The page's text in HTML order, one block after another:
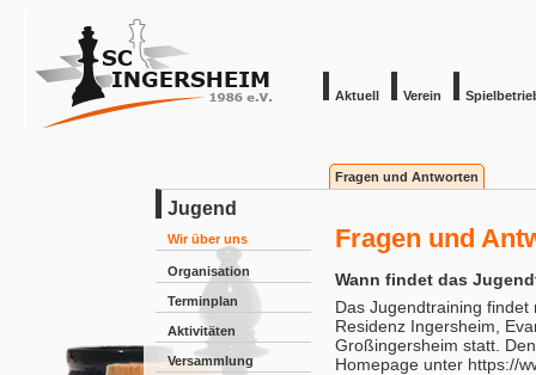
Aktuell Verein
Fragen und Antworten
Jugend
Wir über uns
Organisation
Terminplan
Aktivitäten
Versammlung
Fragen und
Wann findet das
Das Jugendtraining
Residenz Ingersheim,
Großingersheim statt.
Homepage unter https://